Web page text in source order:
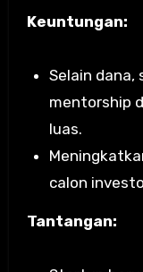
Keuntungan:
Selain
mentorship
luas.
calon
Tantangan: